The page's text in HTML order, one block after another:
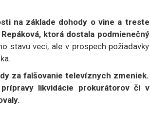
na základe dohody o vine a treste
ktorá dostala podmienečný
stavu veci, ale v prospech požiadavky
za falšovanie televíznych zmeniek.
likvidácie prokurátorov či v